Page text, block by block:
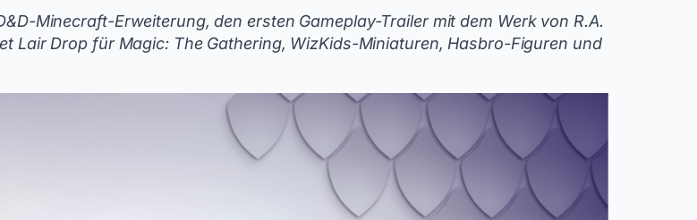
Minecraft-Erweiterung, den ersten Gameplay-Trailer mit dem Werk von R.A.
Lair Drop für Magic: The Gathering, WizKids-Miniaturen, Hasbro-Figuren und